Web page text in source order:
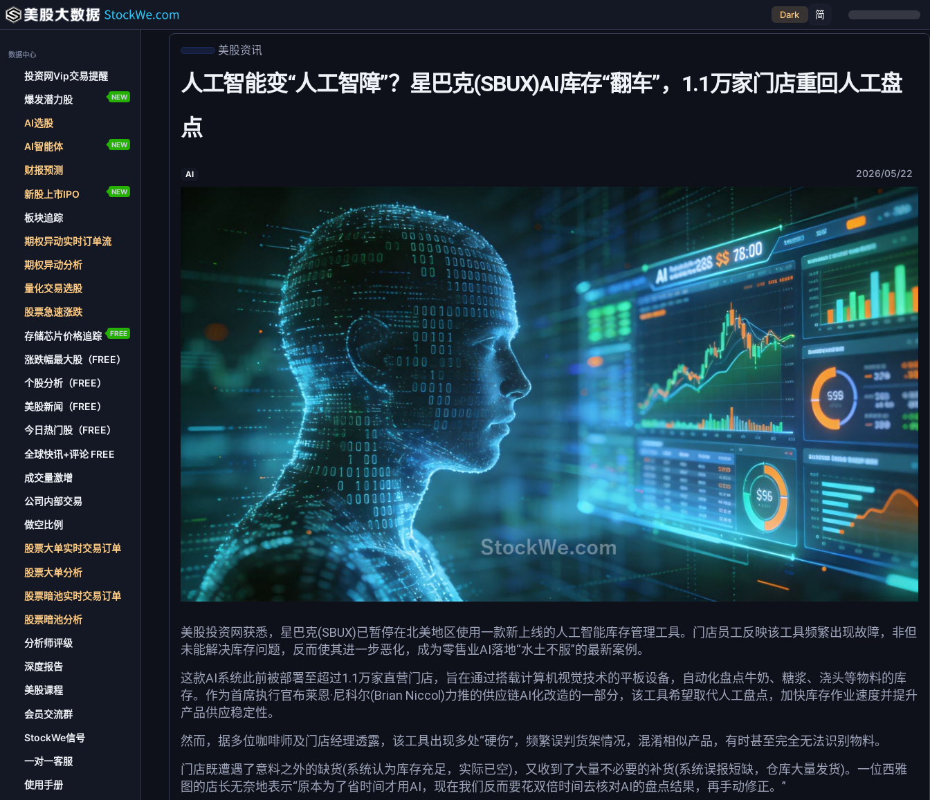
数据中心
投资网Vip交易提醒
爆发潜力股 NEW
AI选股
AI智能体 NEW
财报预测
新股上市IPO NEW
板块追踪
期权异动实时订单流
期权异动分析
量化交易选股
股票急速涨跌
存储芯片价格追踪 FREE
涨跌幅最大股（FREE）
个股分析（FREE）
美股新闻（FREE）
今日热门股（FREE）
全球快讯+评论 FREE
成交量激增
公司内部交易
做空比例
股票大单实时交易订单
股票大单分析
股票暗池实时交易订单
股票暗池分析
分析师评级
深度报告
美股课程
会员交流群
StockWe信号
一对一客服
使用手册
Dark 简
美股资讯
人工智能变“人工智障”？星巴克(SBUX)AI库存“翻车”，1.1万家门店重回人工盘
点
AI 2026/05/22
美股投资网获悉，星巴克(SBUX)已暂停在北美地区使用一款新上线的人工智能库存管理工具。门店员工反映该工具频繁出现故障，非但
未能解决库存问题，反而使其进一步恶化，成为零售业AI落地“水土不服”的最新案例。
这款AI系统此前被部署至超过1.1万家直营门店，旨在通过搭载计算机视觉技术的平板设备，自动化盘点牛奶、糖浆、浇头等物料的库
存。作为首席执行官布莱恩·尼科尔(Brian Niccol)力推的供应链AI化改造的一部分，该工具希望取代人工盘点，加快库存作业速度并提升
产品供应稳定性。
然而，据多位咖啡师及门店经理透露，该工具出现多处“硬伤”，频繁误判货架情况，混淆相似产品，有时甚至完全无法识别物料。
门店既遭遇了意料之外的缺货(系统认为库存充足，实际已空)，又收到了大量不必要的补货(系统误报短缺，仓库大量发货)。一位西雅
图的店长无奈地表示“原本为了省时间才用AI，现在我们反而要花双倍时间去核对AI的盘点结果，再手动修正。”